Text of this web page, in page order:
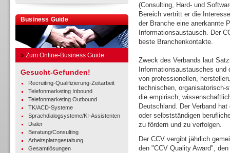
Business Guide
» Zum Online-Business Guide
Gesucht-Gefunden!
Recruiting-Qualifizierung-Zeitarbeit
Telefonmarketing Inbound
Telefonmarketing Outbound
TK/ACD-Systeme
Sprachdialogsysteme/KI-Assistenten
Dialer
Beratung/Consulting
Arbeitsplatzgestaltung
Gesamtlösungen
(Consulting, Hard- und
Bereich vertritt er die
der Branche eine anerkannte
Informationsaustausch. Der
beste Branchenkontakte.
Zweck des Verbands laut
Informationsaustausches
von professionellen,
technischen, organisatorisch-
die empirisch,
Deutschland. Der Verband
oder selbstständigen
zu fördern und zu verfolgen.
Der CCV vergibt jährlich
den "CCV Quality Award",